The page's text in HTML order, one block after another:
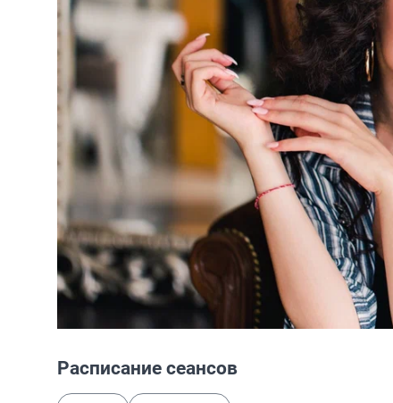
Расписание сеансов